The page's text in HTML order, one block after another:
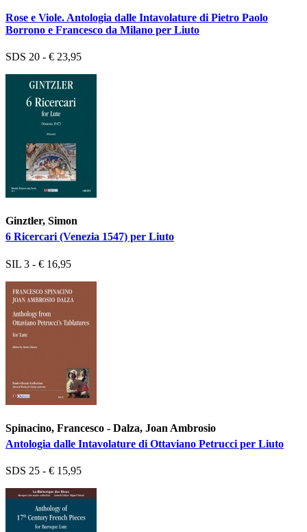
Rose e Viole. Antologia dalle Intavolature di Pietro Paolo
Borrono e Francesco da Milano per Liuto
SDS 20 - € 23,95
Ginztler, Simon
6 Ricercari (Venezia 1547) per Liuto
SIL 3 - € 16,95
Spinacino, Francesco - Dalza, Joan Ambrosio
Antologia dalle Intavolature di Ottaviano Petrucci per Liuto
SDS 25 - € 15,95